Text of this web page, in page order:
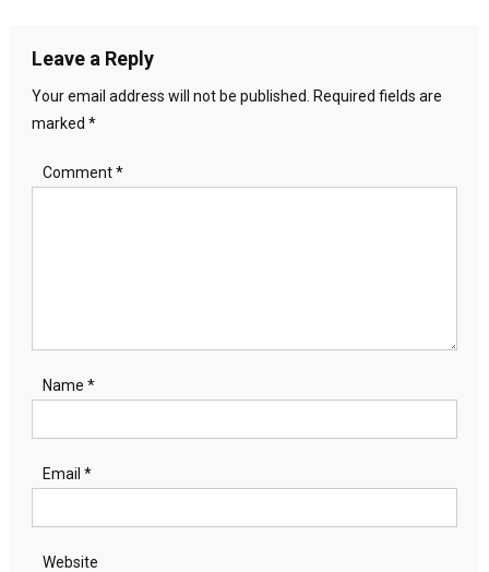
Leave a Reply
Your email address will not be published.
Required fields are
marked *
Comment*
Name *
Email *
Website